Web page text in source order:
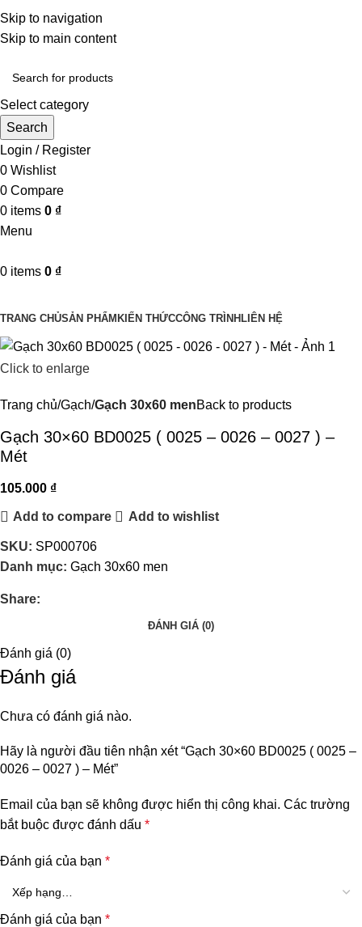
Skip to navigation
Skip to main content
Một uy tín - triệu niềm tin
Hotline : 0346394639 - 0973332499
Select category
Search
Login / Register
0 Wishlist
0 Compare
0 items 0 ₫
Menu
0 items 0 ₫
TRANG CHỦSẢN PHẨM KIẾN THỨCCÔNG TRÌNH LIÊN HỆ
Click to enlarge
Trang chủ Gạch Gạch 30x60 menBack to products
Gạch 30×60 BD0025 ( 0025 – 0026 – 0027 ) –
Mét
105.000 ₫
Add to compare Add to wishlist
SKU: SP000706
Danh mục: Gạch 30x60 men
Share:
ĐÁNH GIÁ (0)
Đánh giá (0)
Đánh giá
Chưa có đánh giá nào.
Hãy là người đầu tiên nhận xét “Gạch 30×60 BD0025 ( 0025 –
0026 – 0027 ) – Mét”
Email của bạn sẽ không được hiển thị công khai. Các trường
bắt buộc được đánh dấu *
Đánh giá của bạn *
Đánh giá của bạn *